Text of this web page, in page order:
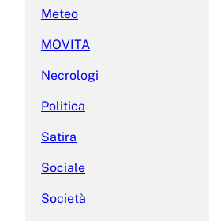
Meteo
MOVITA
Necrologi
Politica
Satira
Sociale
Società